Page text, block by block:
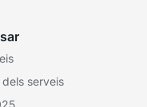
serveis